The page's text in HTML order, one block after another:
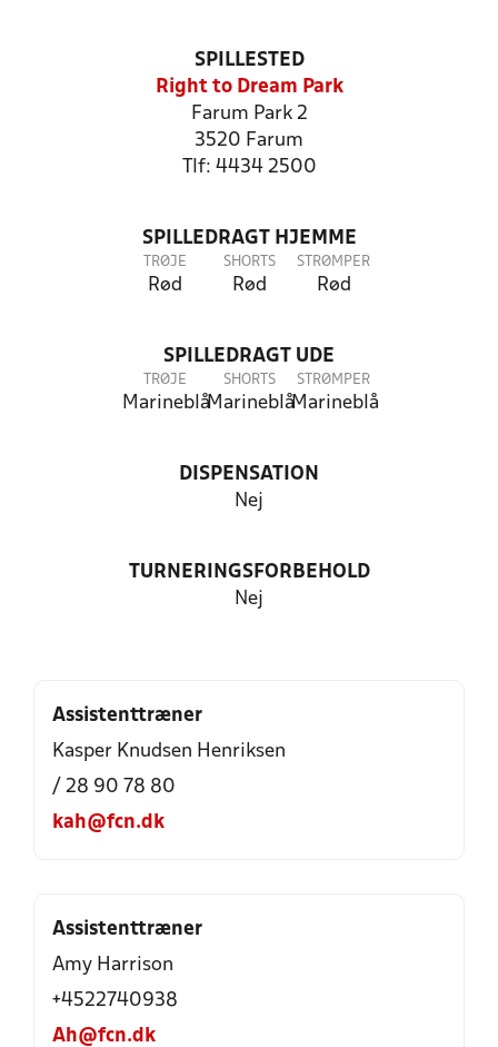
SPILLESTED
Right to Dream Park
Farum Park 2
3520 Farum
Tlf: 4434 2500
SPILLEDRAGT HJEMME
TRØJE
Rød
SHORTS
Rød
STRØMPER
Rød
SPILLEDRAGT UDE
TRØJE
Marineblå
SHORTS
Marineblå
STRØMPER
Marineblå
DISPENSATION
Nej
TURNERINGSFORBEHOLD
Nej
Assistenttræner
Kasper Knudsen Henriksen
/ 28 90 78 80
kah@fcn.dk
Assistenttræner
Amy Harrison
+4522740938
Ah@fcn.dk